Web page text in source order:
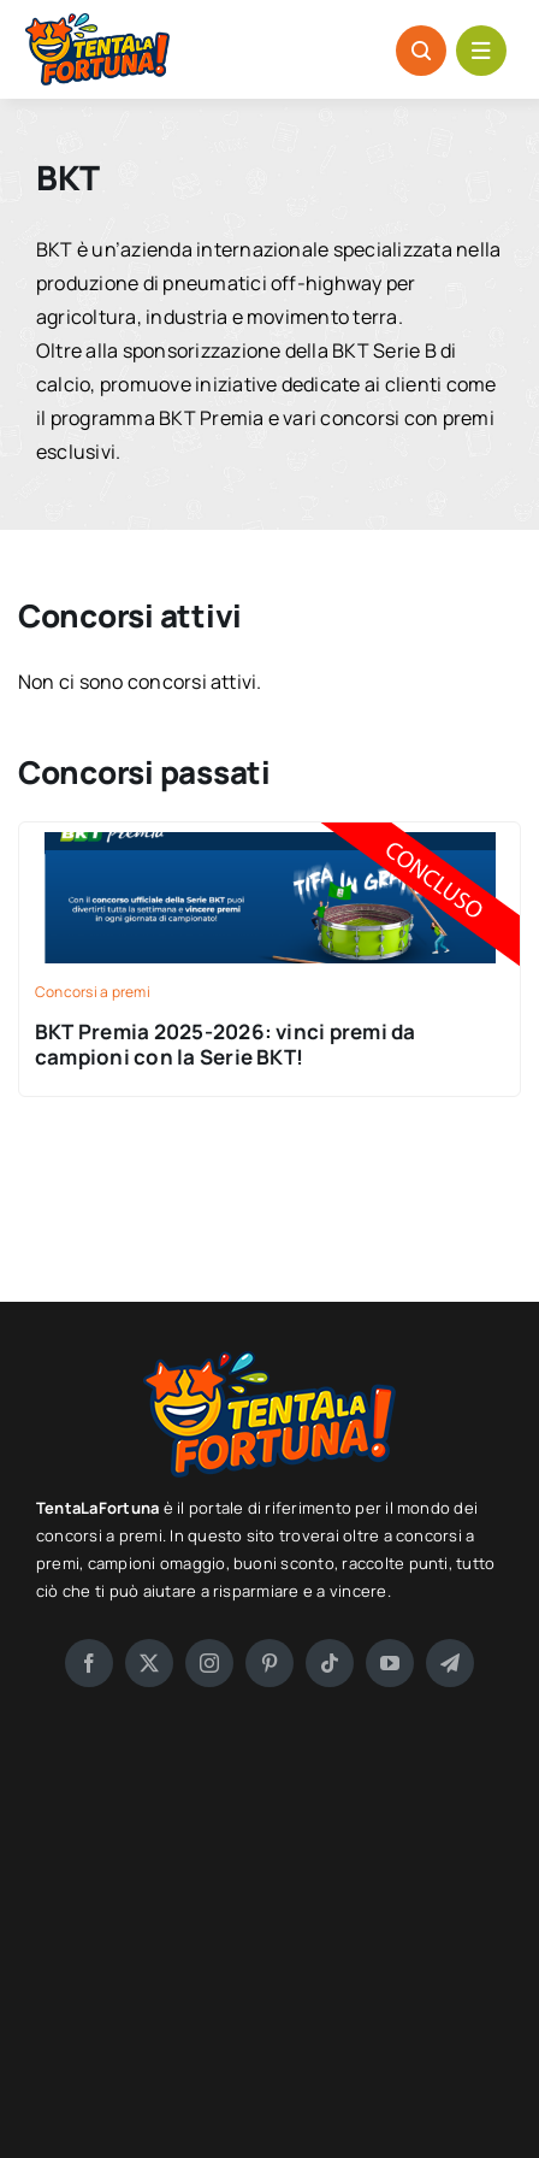
Salta
contenuto
BKT
BKT è un’azienda internazionale specializzata nella
produzione di pneumatici off-highway per
agricoltura, industria e movimento terra.
Oltre alla sponsorizzazione della BKT Serie B di
calcio, promuove iniziative dedicate ai clienti come
il programma BKT Premia e vari concorsi con premi
esclusivi.
Concorsi attivi
Non ci sono concorsi attivi.
Concorsi passati
Concorsi a premi
BKT Premia 2025-2026: vinci premi da
campioni con la Serie BKT!
TentaLaFortuna è il portale di riferimento per il mondo dei
concorsi a premi. In questo sito troverai oltre a concorsi a
premi, campioni omaggio, buoni sconto, raccolte punti, tutto
ciò che ti può aiutare a risparmiare e a vincere.